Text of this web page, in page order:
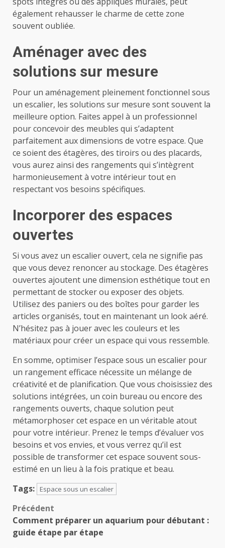
également rehausser le charme de cette zone
souvent oubliée.
Aménager avec des
solutions sur mesure
Pour un aménagement pleinement fonctionnel sous
un escalier, les solutions sur mesure sont souvent la
meilleure option. Faites appel à un professionnel
pour concevoir des meubles qui s’adaptent
parfaitement aux dimensions de votre espace. Que
ce soient des étagères, des tiroirs ou des placards,
vous aurez ainsi des rangements qui s’intègrent
harmonieusement à votre intérieur tout en
respectant vos besoins spécifiques.
Incorporer des espaces
ouvertes
Si vous avez un escalier ouvert, cela ne signifie pas
que vous devez renoncer au stockage. Des étagères
ouvertes ajoutent une dimension esthétique tout en
permettant de stocker ou exposer des objets.
Utilisez des paniers ou des boîtes pour garder les
articles organisés, tout en maintenant un look aéré.
N’hésitez pas à jouer avec les couleurs et les
matériaux pour créer un espace qui vous ressemble.
En somme, optimiser l’espace sous un escalier pour
un rangement efficace nécessite un mélange de
créativité et de planification. Que vous choisissiez des
solutions intégrées, un coin bureau ou encore des
rangements ouverts, chaque solution peut
métamorphoser cet espace en un véritable atout
pour votre intérieur. Prenez le temps d’évaluer vos
besoins et vos envies, et vous verrez qu’il est
possible de transformer cet espace souvent sous-
estimé en un lieu à la fois pratique et beau.
Tags:
Espace sous un escalier
Navigation
d’article
Précédent
Comment préparer un aquarium pour débutant :
guide étape par étape